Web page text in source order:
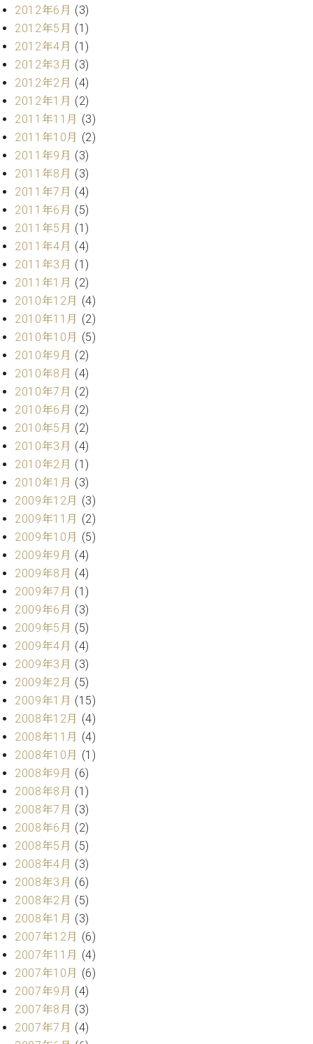
サ
ー
ビ
ス
(調
律)
律
師
紹
介
調
料
金
表
お
問
い
わ
せ
尾山調律師のブ
ログ Die
Musikgasse（音
楽の小道）
2012年6月 (3)
2012年5月 (1)
2012年4月 (1)
2012年3月 (3)
2012年2月 (4)
2012年1月 (2)
2011年11月 (3)
2011年10月 (2)
2011年9月 (3)
2011年8月 (3)
2011年7月 (4)
2011年6月 (5)
2011年5月 (1)
2011年4月 (4)
2011年3月 (1)
2011年1月 (2)
2010年12月 (4)
2010年11月 (2)
2010年10月 (5)
2010年9月 (2)
2010年8月 (4)
2010年7月 (2)
2010年6月 (2)
2010年5月 (2)
2010年3月 (4)
2010年2月 (1)
2010年1月 (3)
2009年12月 (3)
2009年11月 (2)
2009年10月 (5)
2009年9月 (4)
2009年8月 (4)
2009年7月 (1)
2009年6月 (3)
2009年5月 (5)
2009年4月 (4)
2009年3月 (3)
2009年2月 (5)
2009年1月 (15)
2008年12月 (4)
2008年11月 (4)
2008年10月 (1)
2008年9月 (6)
2008年8月 (1)
2008年7月 (3)
2008年6月 (2)
2008年5月 (5)
2008年4月 (3)
2008年3月 (6)
2008年2月 (5)
2008年1月 (3)
2007年12月 (6)
2007年11月 (4)
2007年10月 (6)
2007年9月 (4)
2007年8月 (3)
2007年7月 (4)